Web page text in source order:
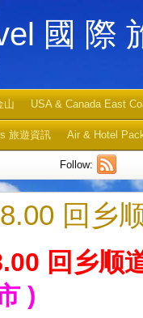
國 際
山 USA & Canada East
旅遊資訊 Air & Hotel
Follow:
回乡
回乡顺
)